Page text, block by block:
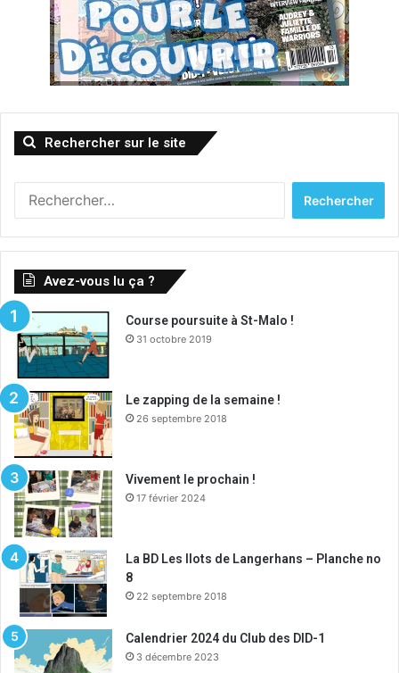
Rechercher sur le site
Avez-vous lu ça ?
Course poursuite à St-Malo !
31 octobre 2019
Le zapping de la semaine !
26 septembre 2018
Vivement le prochain !
17 février 2024
La BD Les Ilots de Langerhans – Planche no
8
22 septembre 2018
Calendrier 2024 du Club des DID-1
3 décembre 2023